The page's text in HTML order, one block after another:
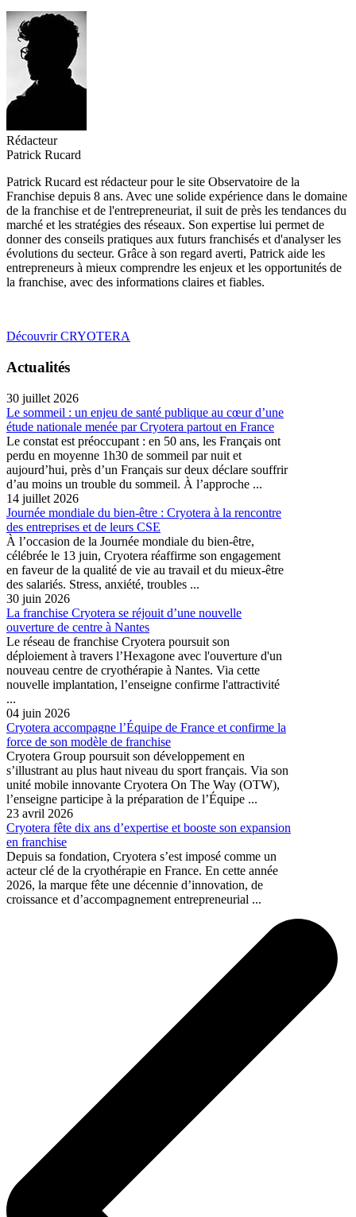
Rédacteur
Patrick Rucard
Patrick Rucard est rédacteur pour le site Observatoire de la
Franchise depuis 8 ans. Avec une solide expérience dans le domaine
de la franchise et de l'entrepreneuriat, il suit de près les tendances du
marché et les stratégies des réseaux. Son expertise lui permet de
donner des conseils pratiques aux futurs franchisés et d'analyser les
évolutions du secteur. Grâce à son regard averti, Patrick aide les
entrepreneurs à mieux comprendre les enjeux et les opportunités de
la franchise, avec des informations claires et fiables.
Découvrir CRYOTERA
Actualités
30 juillet 2026
Le sommeil : un enjeu de santé publique au cœur d’une
étude nationale menée par Cryotera partout en France
Le constat est préoccupant : en 50 ans, les Français ont
perdu en moyenne 1h30 de sommeil par nuit et
aujourd’hui, près d’un Français sur deux déclare souffrir
d’au moins un trouble du sommeil. À l’approche ...
14 juillet 2026
Journée mondiale du bien-être : Cryotera à la rencontre
des entreprises et de leurs CSE
À l’occasion de la Journée mondiale du bien-être,
célébrée le 13 juin, Cryotera réaffirme son engagement
en faveur de la qualité de vie au travail et du mieux-être
des salariés. Stress, anxiété, troubles ...
30 juin 2026
La franchise Cryotera se réjouit d’une nouvelle
ouverture de centre à Nantes
Le réseau de franchise Cryotera poursuit son
déploiement à travers l’Hexagone avec l'ouverture d'un
nouveau centre de cryothérapie à Nantes. Via cette
nouvelle implantation, l’enseigne confirme l'attractivité
...
04 juin 2026
Cryotera accompagne l’Équipe de France et confirme la
force de son modèle de franchise
Cryotera Group poursuit son développement en
s’illustrant au plus haut niveau du sport français. Via son
unité mobile innovante Cryotera On The Way (OTW),
l’enseigne participe à la préparation de l’Équipe ...
23 avril 2026
Cryotera fête dix ans d’expertise et booste son expansion
en franchise
Depuis sa fondation, Cryotera s’est imposé comme un
acteur clé de la cryothérapie en France. En cette année
2026, la marque fête une décennie d’innovation, de
croissance et d’accompagnement entrepreneurial ...